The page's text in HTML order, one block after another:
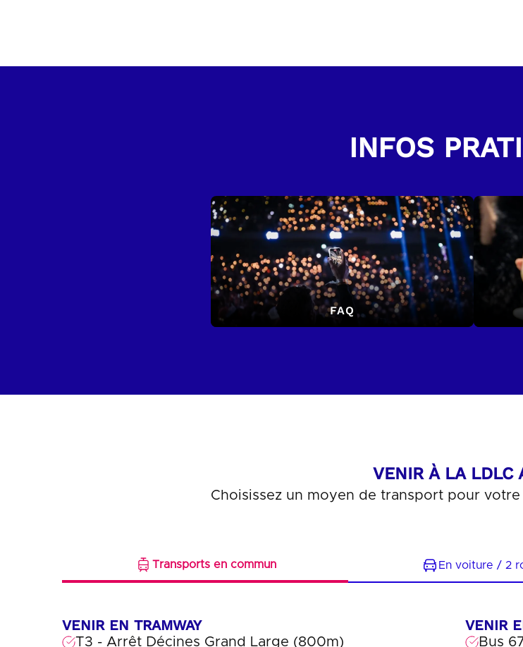
INFOS
FAQ
VENIR À LA LDLC
Choisissez un moyen de transport pour votre
Transports en commun En voiture / 2
VENIR EN TRAMWAY
T3 - Arrêt Décines Grand Large (800m)
VENIR
Bus